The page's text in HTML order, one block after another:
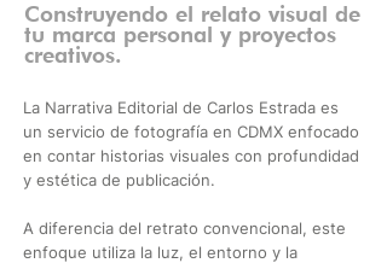
Construyendo el relato visual de
tu marca personal y proyectos
creativos.
La Narrativa Editorial de Carlos Estrada es
un servicio de fotografía en CDMX enfocado
en contar historias visuales con profundidad
y estética de publicación.
A diferencia del retrato convencional, este
enfoque utiliza la luz, el entorno y la